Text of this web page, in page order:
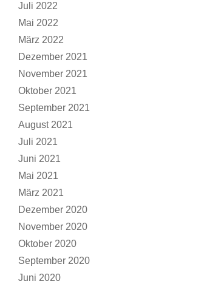
Juli 2022
Mai 2022
März 2022
Dezember 2021
November 2021
Oktober 2021
September 2021
August 2021
Juli 2021
Juni 2021
Mai 2021
März 2021
Dezember 2020
November 2020
Oktober 2020
September 2020
Juni 2020